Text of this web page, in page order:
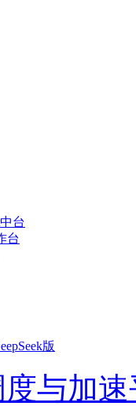
台
台
版
与加